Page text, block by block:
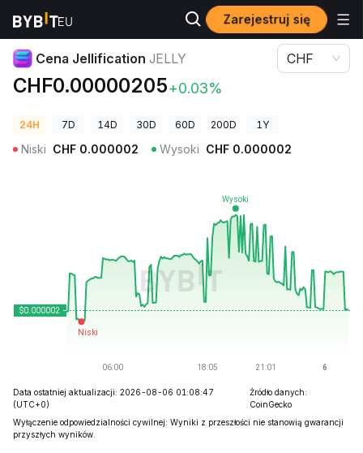
Zarejestruj się
Ceny kryptowalut Cena Jellification JELLY
Cena Jellification JELLY
CHF0.00000205+0.03%
CHF
24H 7D 14D 30D 60D 200D 1Y
Niski CHF 0.000002 Wysoki CHF 0.000002
Data ostatniej aktualizacji: 2026-08-06 01:08:47
(UTC+0)
Źródło danych:
CoinGecko
Wyłączenie odpowiedzialności cywilnej: Wyniki z przeszłości nie stanowią gwarancji
przyszłych wyników.